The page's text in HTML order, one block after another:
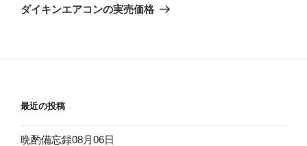
ゲ
の
ダイキンエアコンの実売価格
最近の投稿
晩酌備忘録08月06日